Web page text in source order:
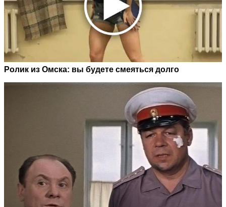
Ролик из Омска: вы будете смеяться долго